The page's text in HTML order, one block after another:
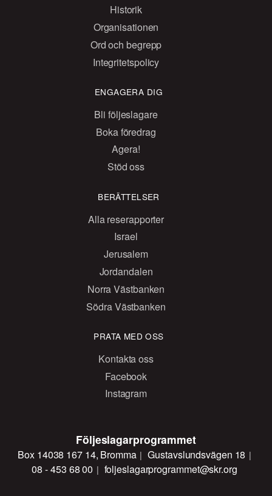
Historik
Organisationen
Ord och begrepp
Integritetspolicy
ENGAGERA DIG
Bli följeslagare
Boka föredrag
Agera!
Stöd oss
BERÄTTELSER
Alla reserapporter
Israel
Jerusalem
Jordandalen
Norra Västbanken
Södra Västbanken
PRATA MED OSS
Kontakta oss
Facebook
Instagram
Följeslagarprogrammet
Box 14038 167 14, Bromma
Gustavslundsvägen 18
08 - 453 68 00
foljeslagarprogrammet@skr.org